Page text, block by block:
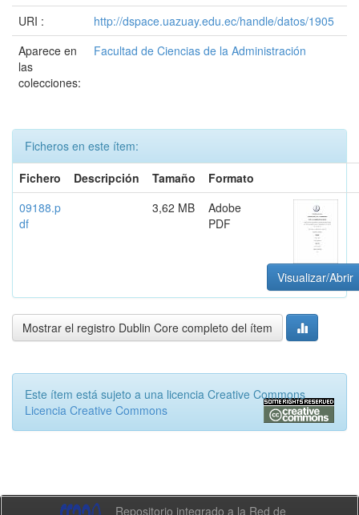
URI :
http://dspace.uazuay.edu.ec/handle/datos/1905
Aparece en
las
colecciones:
Facultad de Ciencias de la Administración
Ficheros en este ítem:
Fichero
Descripción Tamaño
Formato
09188.p
df
3,62 MB
Adobe
PDF
Visualizar/Abrir
Mostrar el registro Dublin Core completo del ítem
Este ítem está sujeto a una licencia Creative Commons
Licencia Creative Commons
Repositorio integrado a la Red de